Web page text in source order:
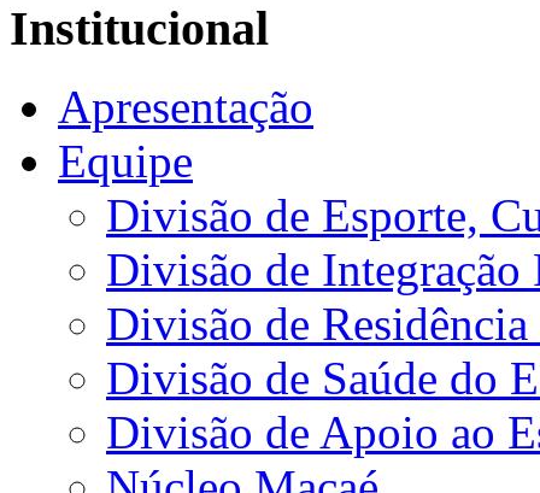
Institucional
Apresentação
Equipe
Divisão de Esporte,
Divisão de Integração
Divisão de
Divisão de Saúde do
Divisão de Apoio ao